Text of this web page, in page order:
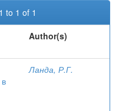
to 1 of 1
Author(s)
Ланда, Р.Г.